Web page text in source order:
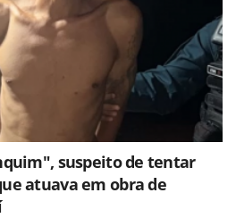
suspeito de tentar
atuava em obra de